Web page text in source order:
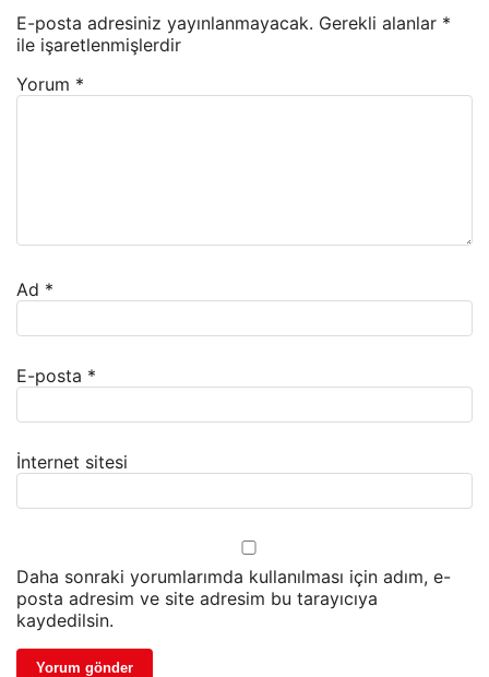
E-posta adresiniz yayınlanmayacak. Gerekli alanlar *
ile işaretlenmişlerdir
Yorum *
Ad *
E-posta *
İnternet sitesi
Daha sonraki yorumlarımda kullanılması için adım, e-
posta adresim ve site adresim bu tarayıcıya
kaydedilsin.